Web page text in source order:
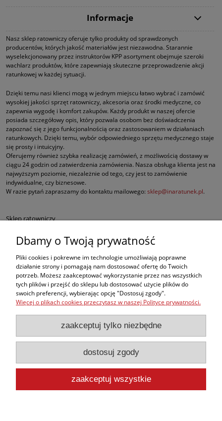
Informacje
Nasz sklep ratowniczy oferuje tylko produkty od sprawdzonych
producentów, których jakość materiałów jest niezawodna. Starannie
wyselekcjonowany przez instruktorów KPP asortyment obejmuje szeroki
wachlarz produktów, które zapewniają skuteczne przeprowadzenie akcji
ratunkowej w każdej sytuacji.
Dzięki temu nasi klienci mogą w jednym miejscu łatwo wybrać i zamówić
wysokiej jakości sprzęt ratowniczy, akcesoria oraz środki medyczne, co
zapewnia wygodę i komfort zakupów. Każdy produkt w naszej ofercie
posiada szczegółowy opis, który pozwala osobom bez doświadczenia
zapoznać się z jego funkcjonalnością oraz zastosowaniem w działaniach
ratunkowych. Dzięki temu, wybór odpowiedniego sprzętu medycznego staje
się prosty i intuicyjny.
Oferujemy również szybka realizację zamówień, z możliwością dostawy w
ciągu 24 godzin od zatwierdzenia zamówienia. Nasza obsługa klienta jest na
najwyższym poziomie, niezależnie od tego, czy jest to zamówienie
indywidualne, czy biznesowe.
W razie pytań zapraszamy do kontaktu mailowego: sklep@inaratunek.pl.
Sklep ratowniczy
Defibrylatory AED
Fantomy RKO
Sprzęt ratowniczy dla służb mundurowych
Apteczki pierwszej pomocy
, ale w naszej ofercie znajdą Państwo także inne produkty medyczne
najwyższej jakości, takie jak sprzęt do ewakuacji czy nowoczesne środki do
opatrywania oparzeń i krwotoków.
pokaż pełną wersję strony
Dbamy o Twoją prywatność
Pliki cookies i pokrewne im technologie umożliwiają poprawne
działanie strony i pomagają nam dostosować ofertę do Twoich
potrzeb. Możesz zaakceptować wykorzystanie przez nas wszystkich
tych plików i przejść do sklepu lub dostosować użycie plików do
swoich preferencji, wybierając opcję "Dostosuj zgody".
Więcej o plikach cookies przeczytasz w naszej Polityce prywatności.
zaakceptuj tylko niezbędne
dostosuj zgody
zaakceptuj wszystkie